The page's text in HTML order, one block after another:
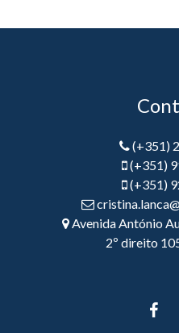
(+351)
(+351)
(+351)
Avenida António
2º direito